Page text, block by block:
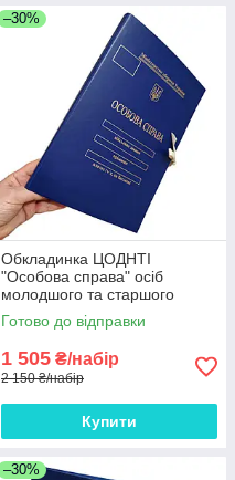
–30%
Обкладинка ЦОДНТІ
"Особова справа" осіб
молодшого та старшого
офіцерського складу "під
золото" А4, без клап.,
бумвініл, 10мм*10 шт
Готово до відправки
1 505 ₴/набір
2 150 ₴/набір
Купити
–30%